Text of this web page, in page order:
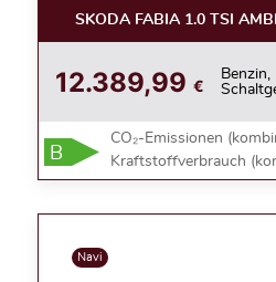
SKODA FABIA 1.0 TSI
12.389,99 €
B
CO₂-Emissionen
Kraftstoffverbrauch
Navi